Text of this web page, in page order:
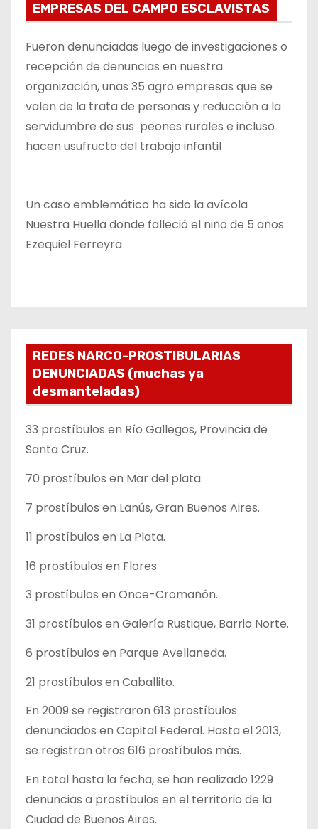
EMPRESAS DEL CAMPO ESCLAVISTAS
Fueron denunciadas luego de investigaciones o
recepción de denuncias en nuestra
organización, unas 35 agro empresas que se
valen de la trata de personas y reducción a la
servidumbre de sus peones rurales e incluso
hacen usufructo del trabajo infantil
Un caso emblemático ha sido la avícola
Nuestra Huella donde falleció el niño de 5 años
Ezequiel Ferreyra
REDES NARCO-PROSTIBULARIAS
DENUNCIADAS (muchas ya
desmanteladas)
33 prostíbulos en Río Gallegos, Provincia de
Santa Cruz.
70 prostíbulos en Mar del plata.
7 prostíbulos en Lanús, Gran Buenos Aires.
11 prostíbulos en La Plata.
16 prostíbulos en Flores
3 prostíbulos en Once-Cromañón.
31 prostíbulos en Galería Rustique, Barrio Norte.
6 prostíbulos en Parque Avellaneda.
21 prostíbulos en Caballito.
En 2009 se registraron 613 prostíbulos
denunciados en Capital Federal. Hasta el 2013,
se registran otros 616 prostíbulos más.
En total hasta la fecha, se han realizado 1229
denuncias a prostíbulos en el territorio de la
Ciudad de Buenos Aires.